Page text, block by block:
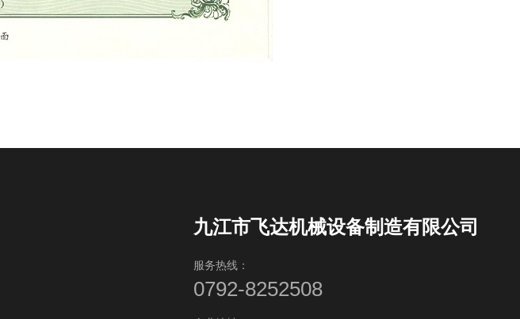
九江市飞达机械设备制造有限公司
服务热线：
0792-8252508